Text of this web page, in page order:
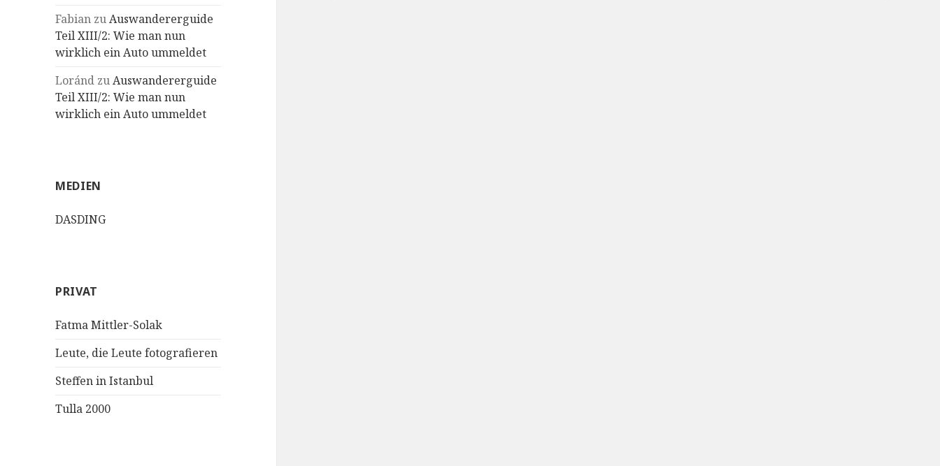
Fabian zuAuswandererguide
Teil XIII/2: Wie man nun
wirklich ein Auto ummeldet
Loránd zuAuswandererguide
Teil XIII/2: Wie man nun
wirklich ein Auto ummeldet
MEDIEN
DASDING
PRIVAT
Fatma Mittler-Solak
Leute, die Leute fotografieren
Steffen in Istanbul
Tulla 2000